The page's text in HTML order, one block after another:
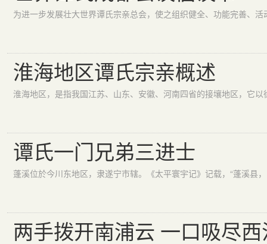
淮海地区谭氏宗亲概述
谭氏一门兄弟三进士
两手拨开南浦云 一口吸尽